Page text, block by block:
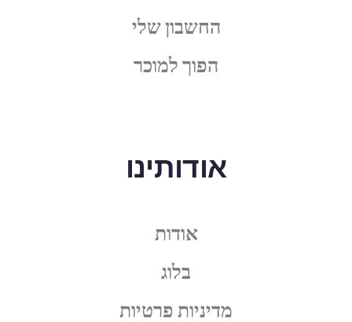
החשבון שלי
הפוך למוכר
אודותינו
אודות
בלוג
מדיניות פרטיות